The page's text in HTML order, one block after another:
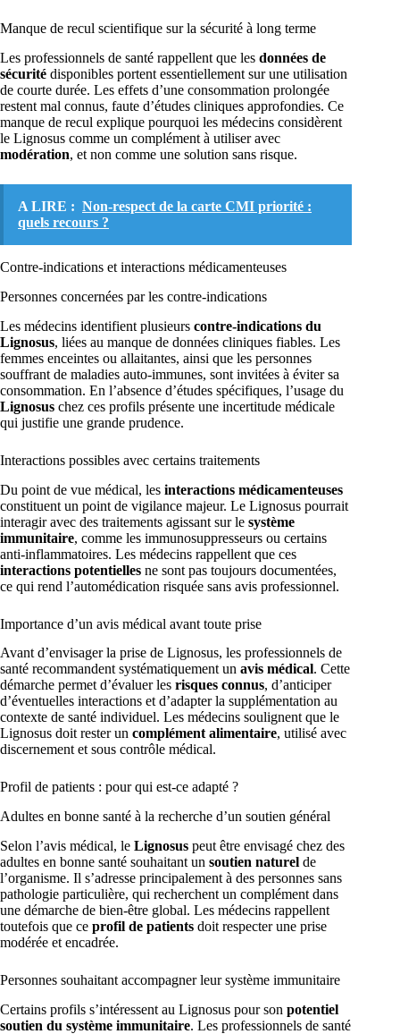
Manque de recul scientifique sur la sécurité à long terme
Les professionnels de santé rappellent que les données de
sécurité disponibles portent essentiellement sur une utilisation
de courte durée. Les effets d’une consommation prolongée
restent mal connus, faute d’études cliniques approfondies. Ce
manque de recul explique pourquoi les médecins considèrent
le Lignosus comme un complément à utiliser avec
modération, et non comme une solution sans risque.
A LIRE : Non-respect de la carte CMI priorité :
quels recours ?
Contre-indications et interactions médicamenteuses
Personnes concernées par les contre-indications
Les médecins identifient plusieurs contre-indications du
Lignosus, liées au manque de données cliniques fiables. Les
femmes enceintes ou allaitantes, ainsi que les personnes
souffrant de maladies auto-immunes, sont invitées à éviter sa
consommation. En l’absence d’études spécifiques, l’usage du
Lignosus chez ces profils présente une incertitude médicale
qui justifie une grande prudence.
Interactions possibles avec certains traitements
Du point de vue médical, les interactions médicamenteuses
constituent un point de vigilance majeur. Le Lignosus pourrait
interagir avec des traitements agissant sur le système
immunitaire, comme les immunosuppresseurs ou certains
anti-inflammatoires. Les médecins rappellent que ces
interactions potentielles ne sont pas toujours documentées,
ce qui rend l’automédication risquée sans avis professionnel.
Importance d’un avis médical avant toute prise
Avant d’envisager la prise de Lignosus, les professionnels de
santé recommandent systématiquement un avis médical. Cette
démarche permet d’évaluer les risques connus, d’anticiper
d’éventuelles interactions et d’adapter la supplémentation au
contexte de santé individuel. Les médecins soulignent que le
Lignosus doit rester un complément alimentaire, utilisé avec
discernement et sous contrôle médical.
Profil de patients : pour qui est-ce adapté ?
Adultes en bonne santé à la recherche d’un soutien général
Selon l’avis médical, le Lignosus peut être envisagé chez des
adultes en bonne santé souhaitant un soutien naturel de
l’organisme. Il s’adresse principalement à des personnes sans
pathologie particulière, qui recherchent un complément dans
une démarche de bien-être global. Les médecins rappellent
toutefois que ce profil de patients doit respecter une prise
modérée et encadrée.
Personnes souhaitant accompagner leur système immunitaire
Certains profils s’intéressent au Lignosus pour son potentiel
soutien du système immunitaire. Les professionnels de santé